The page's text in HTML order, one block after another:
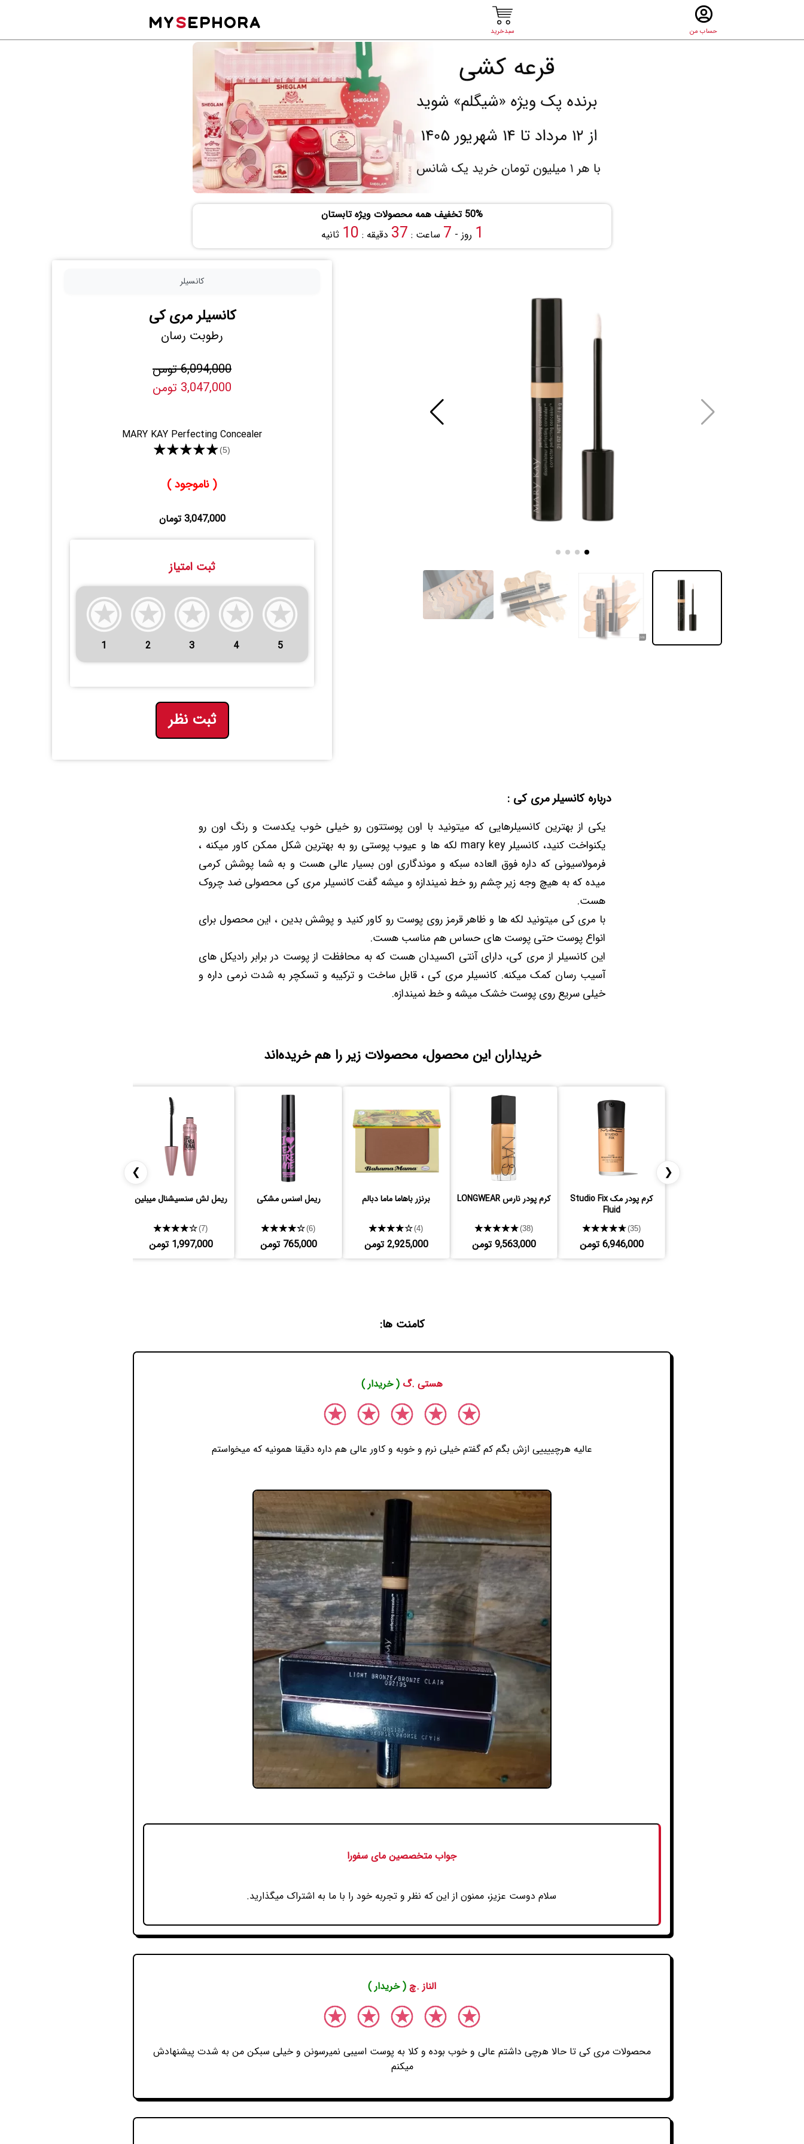
حساب من سبدخرید
MYSEPHORA
50% تخفیف همه محصولات ویژه تابستان
1روز -7ساعت :37دقیقه :9 ثانیه
کانسیلر
کانسیلر مری کی
رطوبت رسان
6,094,000 تومن
3,047,000 تومن
MARY KAY Perfecting Concealer
★★★★★(5)
( ناموجود )
3,047,000 تومان
ثبت امتیاز
1 2 3 4 5
ثبت نظر
درباره کانسیلر مری کی :
یکی از بهترین کانسیلرهایی که میتونید با اون پوستتون رو خیلی خوب یکدست و رنگ اون رو
یکنواخت کنید، کانسیلر mary key لکه ها و عیوب پوستی رو به بهترین شکل ممکن کاور میکنه ،
فرمولاسیونی که داره فوق العاده سبکه و موندگاری اون بسیار عالی هست و به شما پوشش کرمی
میده که به هیچ وجه زیر چشم رو خط نمیندازه و میشه گفت کانسیلر مری کی محصولی ضد چروک
هست.
با مری کی میتونید لکه ها و ظاهر قرمز روی پوست رو کاور کنید و پوشش بدین ، این محصول برای
انواع پوست حتی پوست های حساس هم مناسب هست.
این کانسیلر از مری کی، دارای آنتی اکسیدان هست که به محافظت از پوست در برابر رادیکل های
آسیب رسان کمک میکنه. کانسیلر مری کی ، قابل ساخت و ترکیبه و تسکچر به شدت نرمی داره و
خیلی سریع روی پوست خشک میشه و خط نمیندازه.
خریداران این محصول، محصولات زیر را هم خریده‌اند
❮
کرم پودر مک Studio Fix
Fluid
★★★★★(35)
6,946,000 تومن
کرم پودر نارس LONGWEAR
★★★★★(38)
9,563,000 تومن
برنزر باهاما ماما دبالم
★★★★★(4)
2,925,000 تومن
ریمل اسنس مشکی
★★★★★(6)
765,000 تومن
ریمل لش سنسیشنال میبلین
★★★★★(7)
1,997,000 تومن
❯
کامنت ها:
هستی .گ ( خریدار )
عالیه هرچییییی ازش بگم کم گفتم خیلی نرم و خوبه و کاور عالی هم داره دقیقا همونیه که میخواستم
جواب متخصصین مای سفورا
سلام دوست عزیز، ممنون از این که نظر و تجربه خود را با ما به اشتراک میگذارید.
الناز .چ ( خریدار )
محصولات مری کی تا حالا هرچی داشتم عالی و خوب بوده و کلا به پوست اسیبی نمیرسونن و خیلی سبکن من به شدت پیشنهادش
میکنم